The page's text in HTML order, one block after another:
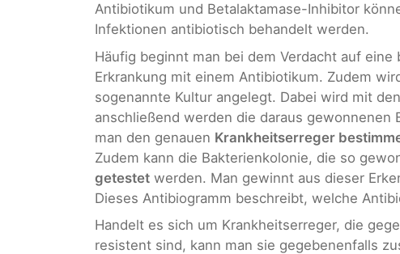
Antibiotikum und Betalaktamase-Inhibitor
Infektionen antibiotisch behandelt werden.
Häufig beginnt man bei dem Verdacht auf
Erkrankung mit einem Antibiotikum. Zudem
sogenannte Kultur angelegt. Dabei wird mit
anschließend werden die daraus gewonnenen
man den genauen Krankheitserreger
Zudem kann die Bakterienkolonie, die so
getestet werden. Man gewinnt aus dieser
Dieses Antibiogramm beschreibt, welche
Handelt es sich um Krankheitserreger, die
resistent sind, kann man sie gegebenenfalls